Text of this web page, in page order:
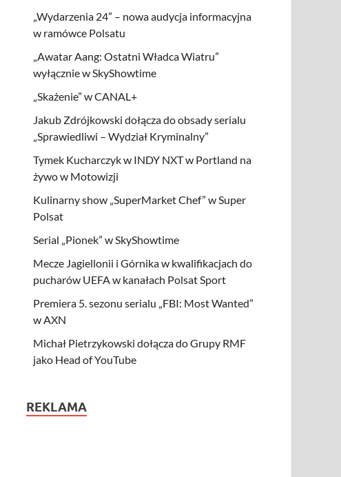
„Wydarzenia 24” – nowa audycja informacyjna
w ramówce Polsatu
„Awatar Aang: Ostatni Władca Wiatru”
wyłącznie w SkyShowtime
„Skażenie” w CANAL+
Jakub Zdrójkowski dołącza do obsady serialu
„Sprawiedliwi – Wydział Kryminalny”
Tymek Kucharczyk w INDY NXT w Portland na
żywo w Motowizji
Kulinarny show „SuperMarket Chef” w Super
Polsat
Serial „Pionek” w SkyShowtime
Mecze Jagiellonii i Górnika w kwalifikacjach do
pucharów UEFA w kanałach Polsat Sport
Premiera 5. sezonu serialu „FBI: Most Wanted”
w AXN
Michał Pietrzykowski dołącza do Grupy RMF
jako Head of YouTube
REKLAMA